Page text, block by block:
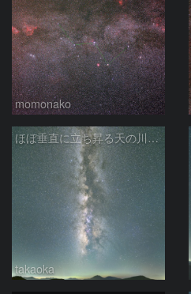
momonako
ほぼ垂直に立ち昇る天の川銀河
takaoka